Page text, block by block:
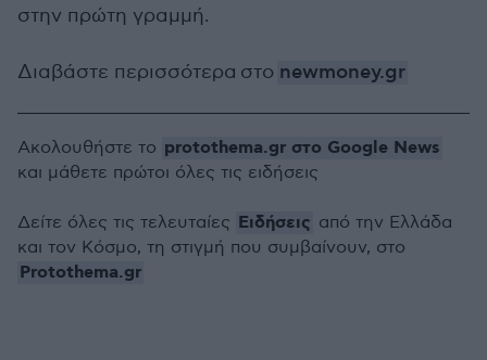
στην πρώτη γραμμή.
Διαβάστε περισσότερα στο newmoney.gr
Ακολουθήστε το protothema.gr στο Google News
και μάθετε πρώτοι όλες τις ειδήσεις
Δείτε όλες τις τελευταίες Ειδήσεις από την Ελλάδα
και τον Κόσμο, τη στιγμή που συμβαίνουν, στο
Protothema.gr